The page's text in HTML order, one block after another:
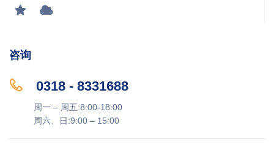
咨询
0318 - 8331688
周一 – 周五:8:00-18:00
周六、日:9:00 – 15:00